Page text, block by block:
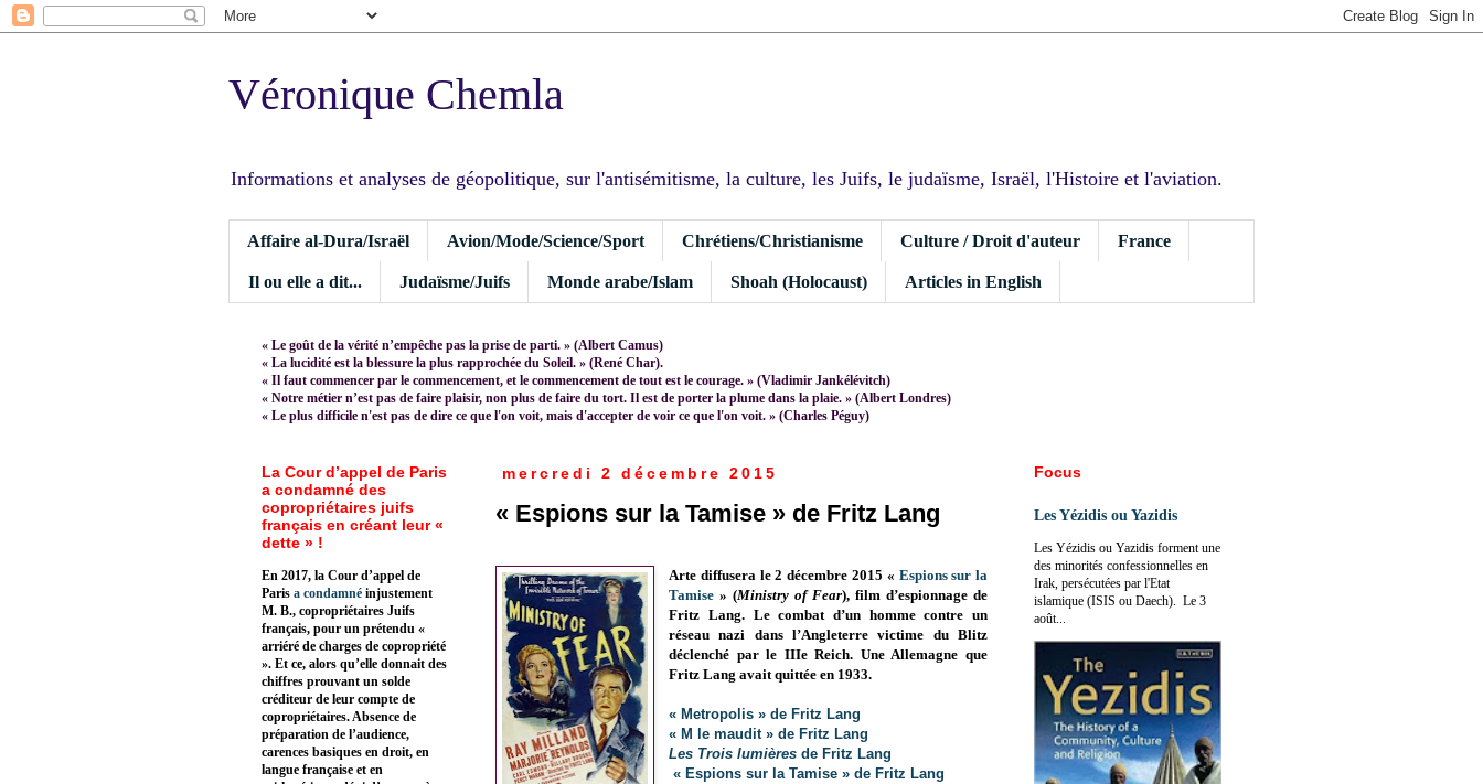
Véronique Chemla
Informations et analyses de géopolitique, sur l'antisémitisme, la culture, les Juifs, le judaïsme, Israël, l'Histoire et l'aviation.
Affaire al-Dura/Israël Avion/Mode/Science/Sport Chrétiens/Christianisme Culture / Droit d'auteur France
Il ou elle a dit... Judaïsme/Juifs Monde arabe/Islam Shoah (Holocaust) Articles in English
« Le goût de la vérité n’empêche pas la prise de parti. » (Albert Camus)
« La lucidité est la blessure la plus rapprochée du Soleil. » (René Char).
« Il faut commencer par le commencement, et le commencement de tout est le courage. » (Vladimir Jankélévitch)
« Notre métier n’est pas de faire plaisir, non plus de faire du tort. Il est de porter la plume dans la plaie. » (Albert Londres)
« Le plus difficile n'est pas de dire ce que l'on voit, mais d'accepter de voir ce que l'on voit. » (Charles Péguy)
mercredi 2 décembre 2015
« Espions sur la Tamise » de Fritz Lang
Arte diffusera le 2 décembre 2015 « Espions sur la
Tamise » (Ministry of Fear), film d’espionnage de
Fritz Lang. Le combat d’un homme contre un
réseau nazi dans l’Angleterre victime du Blitz
déclenché par le IIIe Reich. Une Allemagne que
Fritz Lang avait quittée en 1933.
« Metropolis » de Fritz Lang
« M le maudit » de Fritz Lang
Les Trois lumièresde Fritz Lang
« Espions sur la Tamise » de Fritz Lang
La Cour d’appel de Paris
a condamné des
copropriétaires juifs
français en créant leur «
dette » !
En 2017, la Cour d’appel de
Paris a condamné injustement
M. B., copropriétaires Juifs
français, pour un prétendu «
arriéré de charges de copropriété
». Et ce, alors qu’elle donnait des
chiffres prouvant un solde
créditeur de leur compte de
copropriétaires. Absence de
préparation de l’audience,
carences basiques en droit, en
langue française et en
Focus
Les Yézidis ou Yazidis
Les Yézidis ou Yazidis forment une
des minorités confessionnelles en
Irak, persécutées par l'Etat
islamique (ISIS ou Daech). Le 3
août...